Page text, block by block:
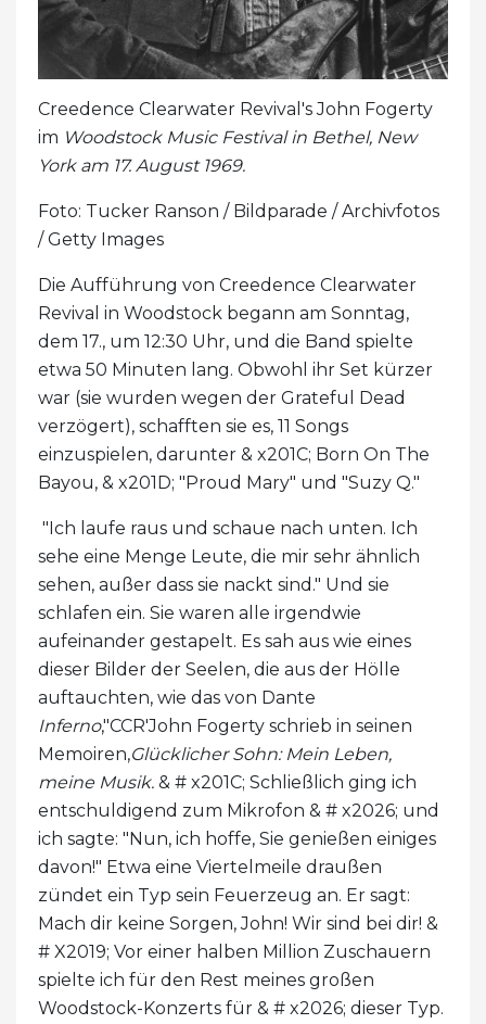
Creedence Clearwater Revival's John Fogerty
im Woodstock Music Festival in Bethel, New
York am 17. August 1969.
Foto: Tucker Ranson / Bildparade / Archivfotos
/ Getty Images
Die Aufführung von Creedence Clearwater
Revival in Woodstock begann am Sonntag,
dem 17., um 12:30 Uhr, und die Band spielte
etwa 50 Minuten lang. Obwohl ihr Set kürzer
war (sie wurden wegen der Grateful Dead
verzögert), schafften sie es, 11 Songs
einzuspielen, darunter & x201C; Born On The
Bayou, & x201D; "Proud Mary" und "Suzy Q."
"Ich laufe raus und schaue nach unten. Ich
sehe eine Menge Leute, die mir sehr ähnlich
sehen, außer dass sie nackt sind." Und sie
schlafen ein. Sie waren alle irgendwie
aufeinander gestapelt. Es sah aus wie eines
dieser Bilder der Seelen, die aus der Hölle
auftauchten, wie das von Dante
Inferno,"CCR'John Fogerty schrieb in seinen
Memoiren,Glücklicher Sohn: Mein Leben,
meine Musik. & # x201C; Schließlich ging ich
entschuldigend zum Mikrofon & # x2026; und
ich sagte: "Nun, ich hoffe, Sie genießen einiges
davon!" Etwa eine Viertelmeile draußen
zündet ein Typ sein Feuerzeug an. Er sagt:
Mach dir keine Sorgen, John! Wir sind bei dir! &
# X2019; Vor einer halben Million Zuschauern
spielte ich für den Rest meines großen
Woodstock-Konzerts für & # x2026; dieser Typ.